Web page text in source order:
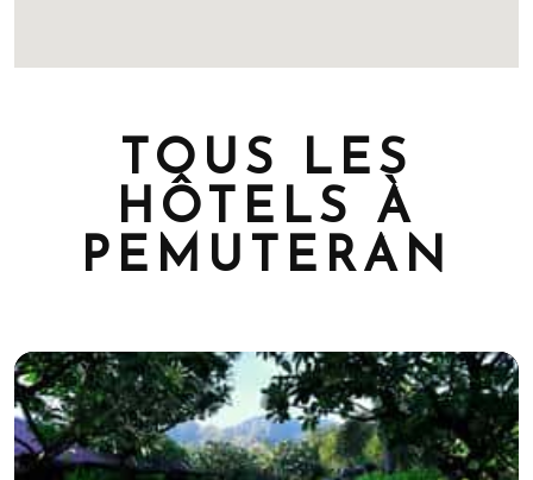
TOUS LES
HÔTELS À
PEMUTERAN